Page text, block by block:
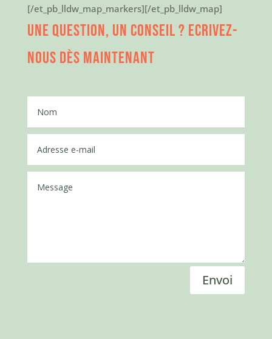
[/et_pb_lldw_map_markers][/et_pb_lldw_map]
Une question, un conseil ? Ecrivez-
nous dès maintenant
Envoi